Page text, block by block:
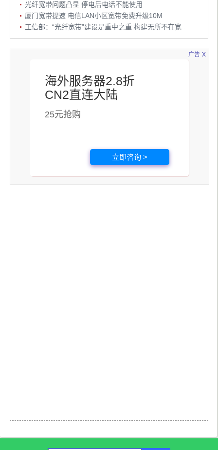
光纤宽带问题凸显 停电后电话不能使用
厦门宽带提速 电信LAN小区宽带免费升级10M
工信部：“光纤宽带”建设是重中之重 构建无所不在宽带WiFi
广告
海外服务器2.8折
CN2直连大陆
25元抢购
立即咨询 >
x